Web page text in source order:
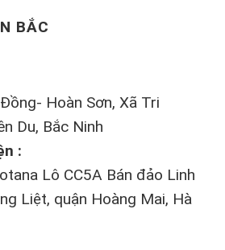
BẮC
Hoàn Sơn, Xã Tri
Du, Bắc Ninh
:
Lô CC5A Bán đảo Linh
Liệt, quận Hoàng Mai, Hà